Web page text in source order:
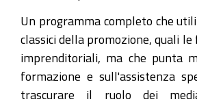
Un programma completo che
classici della promozione, quali
imprenditoriali, ma che punta
formazione e sull'assistenza
trascurare il ruolo dei